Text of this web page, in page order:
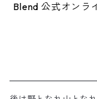
Blend 公式オンラ